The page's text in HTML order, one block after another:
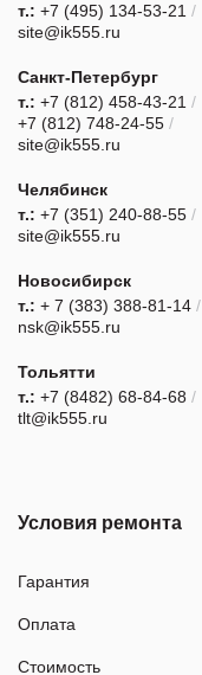
т.: +7 (495) 134-53-21 /
site@ik555.ru
Санкт-Петербург
т.: +7 (812) 458-43-21 /
+7 (812) 748-24-55 /
site@ik555.ru
Челябинск
т.: +7 (351) 240-88-55 /
site@ik555.ru
Новосибирск
т.: + 7 (383) 388-81-14 /
nsk@ik555.ru
Тольятти
т.: +7 (8482) 68-84-68 /
tlt@ik555.ru
Условия ремонта
Гарантия
Оплата
Стоимость